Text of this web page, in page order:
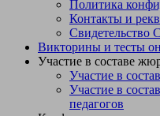
Политика
Контакты и
Викторины и тесты
Участие в составе
Участие в
Участие в
педагогов